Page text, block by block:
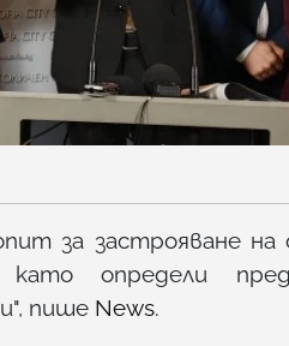
за застрояване
като определи
пише News.